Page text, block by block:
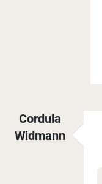
Cordula
Widmann